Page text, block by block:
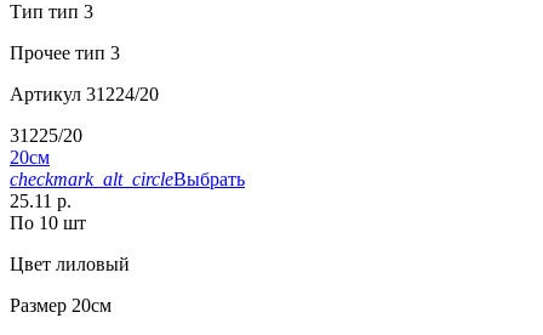
Тип тип 3
Прочее тип 3
Артикул 31224/20
31225/20
20см
checkmark_alt_circleВыбрать
25.11 р.
По 10 шт
Цвет лиловый
Размер 20см